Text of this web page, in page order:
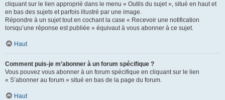
cliquant sur le lien approprié dans le menu « Outils du sujet », situé en haut et
en bas des sujets et parfois illustré par une image.
Répondre à un sujet tout en cochant la case « Recevoir une notification
lorsqu’une réponse est publiée » équivaut à vous abonner à ce sujet.
Haut
Comment puis-je m’abonner à un forum spécifique ?
Vous pouvez vous abonner à un forum spécifique en cliquant sur le lien
« S’abonner au forum » situé en bas de la page du forum.
Haut